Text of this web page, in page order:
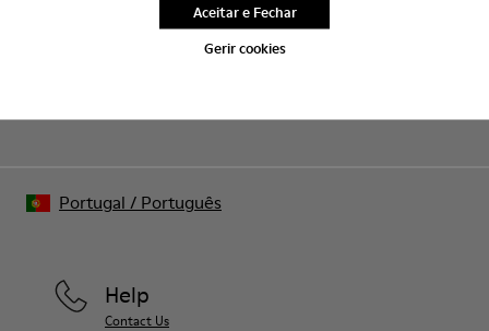
Gerir cookies
Aceitar e Fechar
vantagens como descontos exclusivos, acesso antecipado e
Help
Contact Us
Portugal / Português